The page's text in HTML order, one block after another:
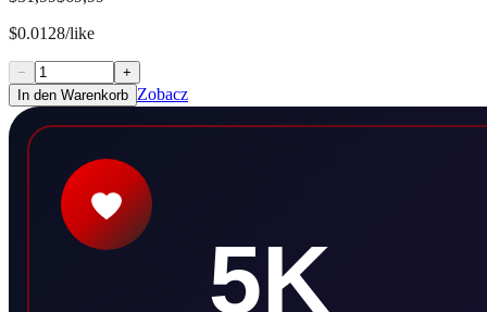
$0.0128/like
−
+
In den Warenkorb Zobacz